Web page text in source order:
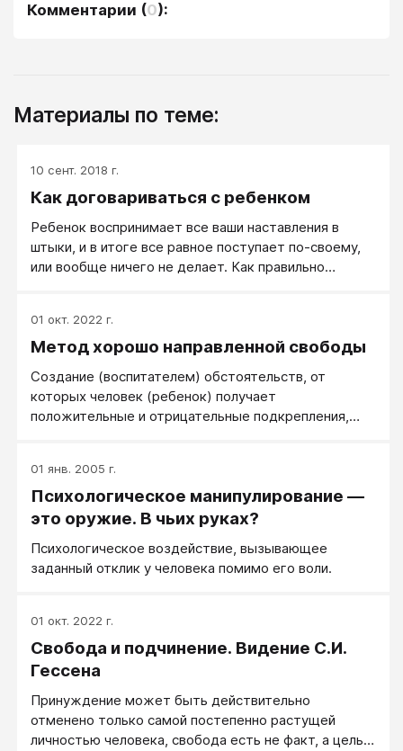
Комментарии (0):
Материалы по теме:
10 сент. 2018 г.
Как договариваться с ребенком
Ребенок воспринимает все ваши наставления в
штыки, и в итоге все равное поступает по-своему,
или вообще ничего не делает. Как правильно
01 окт. 2022 г.
Метод хорошо направленной свободы
Создание (воспитателем) обстоятельств, от
которых человек (ребенок) получает
положительные и отрицательные подкрепления,
01 янв. 2005 г.
Психологическое манипулирование —
это оружие. В чьих руках?
Психологическое воздействие, вызывающее
заданный отклик у человека помимо его воли.
01 окт. 2022 г.
Свобода и подчинение. Видение С.И.
Гессена
Принуждение может быть действительно
отменено только самой постепенно растущей
личностью человека, свобода есть не факт, а цель,